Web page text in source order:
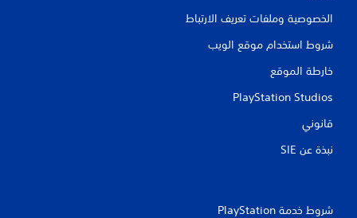
الخصوصية وملفات تعريف الارتباط
شروط استخدام موقع الويب
خارطة الموقع
PlayStation Studios
قانوني
نبذة عن SIE‏
شروط خدمة PlayStation‏